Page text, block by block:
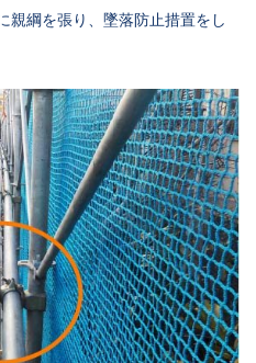
親綱を張り、墜落防止措置をし